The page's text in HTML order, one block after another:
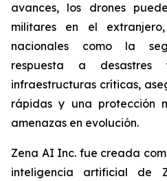
avances, los drones
militares en el
nacionales como la
respuesta a
infraestructuras críticas,
rápidas y una protección
amenazas en evolución.
Zena AI Inc. fue creada
inteligencia artificial de